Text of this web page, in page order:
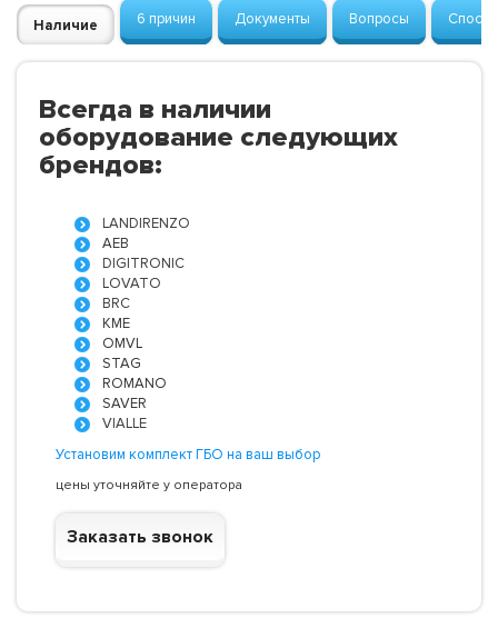
Наличие 6 причин Документы Вопросы
Всегда в наличии
оборудование следующих
брендов:
LANDIRENZO
AEB
DIGITRONIC
LOVATO
BRC
KME
OMVL
STAG
ROMANO
SAVER
VIALLE
Установим комплект ГБО на ваш выбор
цены уточняйте у оператора
Заказать звонок